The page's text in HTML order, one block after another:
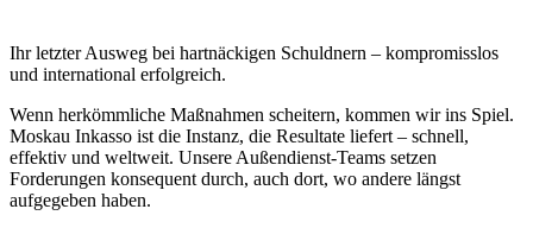
Ihr letzter Ausweg bei hartnäckigen Schuldnern – kompromisslos
und international erfolgreich.
Wenn herkömmliche Maßnahmen scheitern, kommen wir ins Spiel.
Moskau Inkasso ist die Instanz, die Resultate liefert – schnell,
effektiv und weltweit. Unsere Außendienst-Teams setzen
Forderungen konsequent durch, auch dort, wo andere längst
aufgegeben haben.